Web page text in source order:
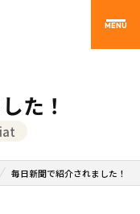
MENU
た！
毎日新聞で紹介されました！